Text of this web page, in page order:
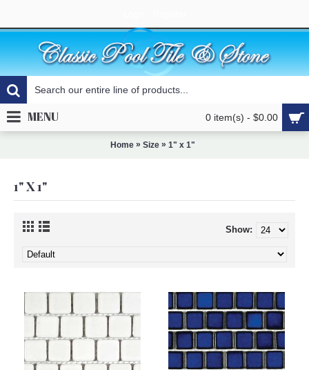
0 item(s) - $0.00
MENU
Home » Size » 1" x 1"
1" X 1"
Show: